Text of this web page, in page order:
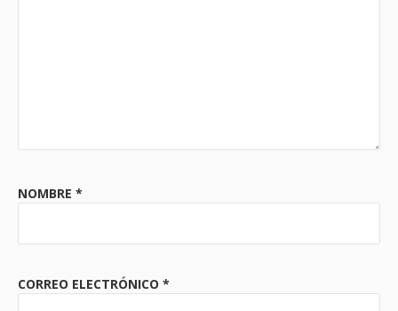
NOMBRE *
CORREO ELECTRÓNICO *